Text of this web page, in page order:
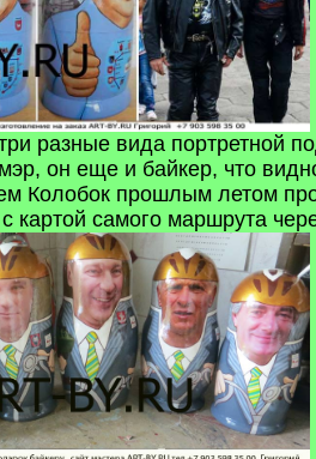
разные вида портретной
он еще и байкер, что
Колобок прошлым летом
картой самого маршрута